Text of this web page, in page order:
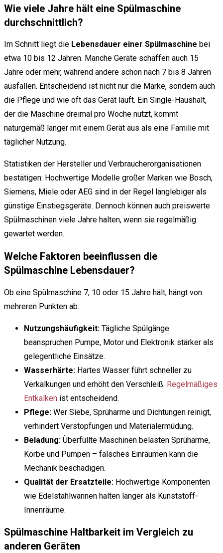
Wie viele Jahre hält eine Spülmaschine
durchschnittlich?
Im Schnitt liegt die Lebensdauer einer Spülmaschine bei
etwa 10 bis 12 Jahren. Manche Geräte schaffen auch 15
Jahre oder mehr, während andere schon nach 7 bis 8 Jahren
ausfallen. Entscheidend ist nicht nur die Marke, sondern auch
die Pflege und wie oft das Gerät läuft. Ein Single-Haushalt,
der die Maschine dreimal pro Woche nutzt, kommt
naturgemäß länger mit einem Gerät aus als eine Familie mit
täglicher Nutzung.
Statistiken der Hersteller und Verbraucherorganisationen
bestätigen: Hochwertige Modelle großer Marken wie Bosch,
Siemens, Miele oder AEG sind in der Regel langlebiger als
günstige Einstiegsgeräte. Dennoch können auch preiswerte
Spülmaschinen viele Jahre halten, wenn sie regelmäßig
gewartet werden.
Welche Faktoren beeinflussen die
Spülmaschine Lebensdauer?
Ob eine Spülmaschine 7, 10 oder 15 Jahre hält, hängt von
mehreren Punkten ab:
Nutzungshäufigkeit: Tägliche Spülgänge
beanspruchen Pumpe, Motor und Elektronik stärker als
gelegentliche Einsätze.
Wasserhärte: Hartes Wasser führt schneller zu
Verkalkungen und erhöht den Verschleiß. Regelmäßiges
Entkalken ist entscheidend.
Pflege: Wer Siebe, Sprüharme und Dichtungen reinigt,
verhindert Verstopfungen und Materialermüdung.
Beladung: Überfüllte Maschinen belasten Sprüharme,
Körbe und Pumpen – falsches Einräumen kann die
Mechanik beschädigen.
Qualität der Ersatzteile: Hochwertige Komponenten
wie Edelstahlwannen halten länger als Kunststoff-
Innenräume.
Spülmaschine Haltbarkeit im Vergleich zu
anderen Geräten